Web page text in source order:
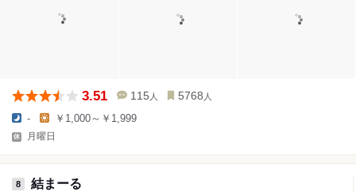
3.51 115 人 5768 人
- ￥1,000～￥1,999
月曜日
8 結まーる